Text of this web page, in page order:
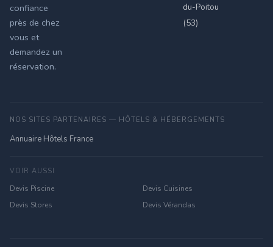
confiance
près de chez
vous et
demandez un
réservation.
du-Poitou
(53)
NOS SITES PARTENAIRES — HÔTELS & HÉBERGEMENTS
Annuaire Hôtels France
VOIR AUSSI
Devis Piscine
Devis Cuisines
Devis Stores
Devis Vérandas